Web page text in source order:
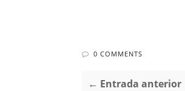
0 COMMENTS
← Entrada anterior